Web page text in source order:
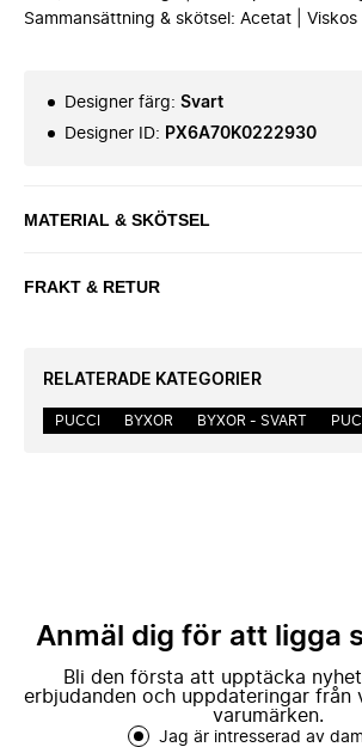
Sammansättning & skötsel: Acetat | Viskos
Designer färg: Svart
Designer ID: PX6A70K0222930
MATERIAL & SKÖTSEL
FRAKT & RETUR
RELATERADE KATEGORIER
PUCCI BYXOR BYXOR - SVART
Anmäl dig för att ligga
Bli den första att upptäcka
erbjudanden och uppdateringar från
varumärken.
Jag är intresserad av